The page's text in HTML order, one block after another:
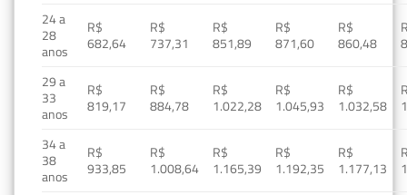
24 a
28
anos
R$
682,64
R$
737,31
R$
851,89
R$
871,60
R$
860,48
29 a
33
anos
R$
819,17
R$
884,78
R$
1.022,28
R$
1.045,93
R$
1.032,58
34 a
38
anos
R$
933,85
R$
1.008,64
R$
1.165,39
R$
1.192,35
R$
1.177,13